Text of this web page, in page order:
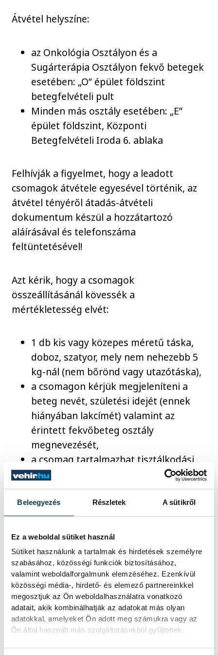
Beleegyezés Részletek A sütikről
Ez a weboldal sütiket használ
Sütiket használunk a tartalmak és hirdetések személyre
szabásához, közösségi funkciók biztosításához,
valamint weboldalforgalmunk elemzéséhez. Ezenkívül
közösségi média-, hirdető- és elemező partnereinkkel
megosztjuk az Ön weboldalhasználatra vonatkozó
adatait, akik kombinálhatják az adatokat más olyan
adatokkal, amelyeket Ön adott meg számukra vagy az
Ön által használt más szolgáltatásokból gyűjtöttek.
Átvétel helyszíne:
az Onkológia Osztályon és a
Sugárterápia Osztályon fekvő betegek
esetében: „O” épület földszint
betegfelvételi pult
Minden más osztály esetében: „E”
épület földszint, Központi
Betegfelvételi Iroda 6. ablaka
Felhívják a figyelmet, hogy a leadott
csomagok átvétele egyesével történik, az
átvétel tényéről átadás-átvételi
dokumentum készül a hozzátartozó
aláírásával és telefonszáma
feltüntetésével!
Azt kérik, hogy a csomagok
összeállításánál kövessék a
mértékletesség elvét:
1 db kis vagy közepes méretű táska,
doboz, szatyor, mely nem nehezebb 5
kg-nál (nem bőrönd vagy utazótáska),
a csomagon kérjük megjeleníteni a
beteg nevét, születési idejét (ennek
hiányában lakcímét) valamint az
érintett fekvőbeteg osztály
megnevezését,
a csomag tartalmazhat tisztálkodási
eszközöket, ruházatot, tartós
élelmiszert,
a csomagba kérjük, ne tegyenek
romlandó élelmiszert, készpénzt,
értéktárgyakat!
A készpénzért, bankkártyáért és egyéb
értéktárgyakért (ékszerek, laptop,
mobiltelefon stb.) az intézmény
felelősséget nem vállal! Csomag
visszaküldésére a fekvőbetegek részéről a